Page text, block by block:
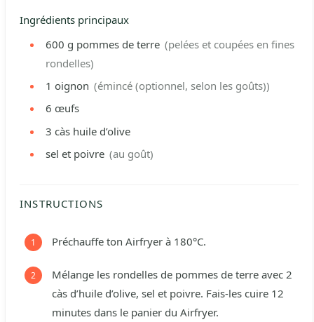
Ingrédients principaux
600 g pommes de terre (pelées et coupées en fines
rondelles)
1 oignon (émincé (optionnel, selon les goûts))
6 œufs
3 càs huile d’olive
sel et poivre (au goût)
INSTRUCTIONS
Préchauffe ton Airfryer à 180°C.
Mélange les rondelles de pommes de terre avec 2
càs d’huile d’olive, sel et poivre. Fais-les cuire 12
minutes dans le panier du Airfryer.